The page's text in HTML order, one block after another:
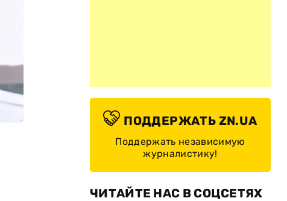
ПОДДЕРЖАТЬ ZN.UA
Поддержать независимую
журналистику!
ЧИТАЙТЕ НАС В СОЦСЕТЯХ